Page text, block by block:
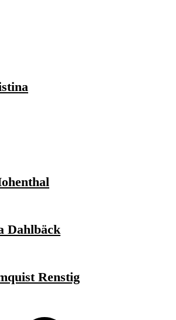
Dahlbäck
Renstig